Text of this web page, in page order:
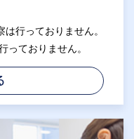
行っておりません。
ておりません。